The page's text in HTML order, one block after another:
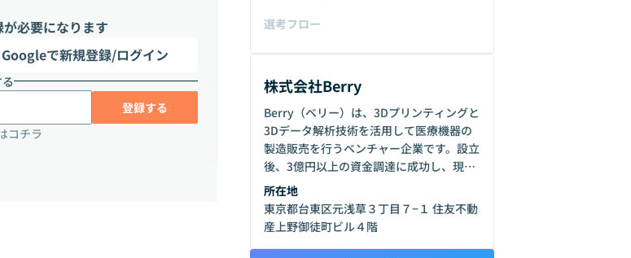
必要になります
Googleで新規登録/ログイン
登録する
コチラ
選考フロー
株式会社Berry
Berry（ベリー）は、3Dプリンティングと
3Dデータ解析技術を活用して医療機器の
製造販売を行うベンチャー企業です。設立
後、3億円以上の資金調達に成功し、現在
65名の従業員を抱え、グローバル展開を
視野に入れた急成長段階にあります。「テ
クノロジーで医療格差を0にする」という
ミッションのもと、赤ちゃんの頭蓋形状矯
所在地
東京都台東区元浅草３丁目７−１ 住友不動
産上野御徒町ビル４階